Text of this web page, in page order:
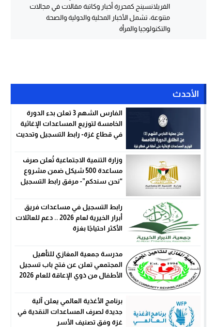
الفريلانسينج كمحررة أخبار وكاتبة مقالات في مجالات
متنوعة، تشمل الأخبار المحلية والدولية والصحة
والتكنولوجيا والمرأة
الأحدث
الفارس الشهم 3 تعلن بدء الدورة
الخامسة لتوزيع المساعدات الإغاثية
في قطاع غزة- رابط التسجيل وتحديث
وزارة التنمية الاجتماعية تُعلن صرف
مساعدة 500 شيكل ضمن مشروع
“نحن سندكم”- مرفق رابط التسجيل
رابط التسجيل في مساعدات فريق
أبرار الخيرية لعام 2026 .. دعم للعائلات
الأكثر احتياجًا بغزة
مدرسة جمعية المغازي للتأهيل
المجتمعي تعلن عن فتح باب تسجيل
الأطفال من ذوي الإعاقة للعام 2026
برنامج الأغذية العالمي يعلن آلية
جديدة لصرف المساعدات النقدية في
غزة وفق تصنيف الأسر